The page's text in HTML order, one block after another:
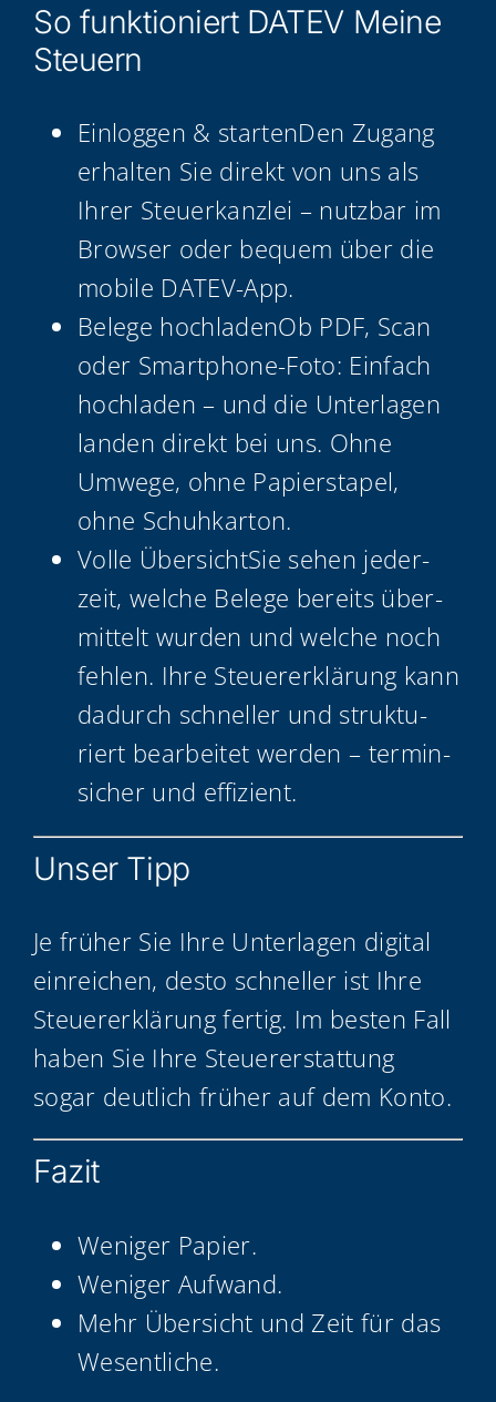
So funk­tio­niert DATEV Mei­ne
Steuern
Ein­log­gen & star­ten­Den Zugang
erhal­ten Sie direkt von uns als
Ihrer Steu­er­kanz­lei – nutz­bar im
Brow­ser oder bequem über die
mobi­le DATEV-App.
Bele­ge hoch­la­denOb PDF, Scan
oder Smart­phone-Foto: Ein­fach
hoch­la­den – und die Unter­la­gen
lan­den direkt bei uns. Ohne
Umwe­ge, ohne Papier­sta­pel,
ohne Schuhkarton.
Vol­le Über­sicht­Sie sehen jeder­
zeit, wel­che Bele­ge bereits über­
mit­telt wur­den und wel­che noch
feh­len. Ihre Steu­er­erklä­rung kann
dadurch schnel­ler und struk­tu­
riert bear­bei­tet wer­den – ter­min­
si­cher und effizient.
Unser Tipp
Je frü­her Sie Ihre Unter­la­gen digi­tal
ein­rei­chen, des­to schnel­ler ist Ihre
Steu­er­erklä­rung fer­tig. Im bes­ten Fall
haben Sie Ihre Steu­er­erstat­tung
sogar deut­lich frü­her auf dem Konto.
Fazit
Weni­ger Papier.
Weni­ger Aufwand.
Mehr Über­sicht und Zeit für das
Wesentliche.